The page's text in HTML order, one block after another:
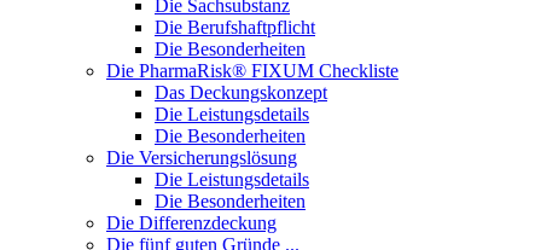
Die Sachsubstanz
Die Berufshaftpflicht
Die Besonderheiten
Die PharmaRisk® FIXUM Checkliste
Das Deckungskonzept
Die Leistungsdetails
Die Besonderheiten
Die Versicherungslösung
Die Leistungsdetails
Die Besonderheiten
Die Differenzdeckung
Die fünf guten Gründe ...